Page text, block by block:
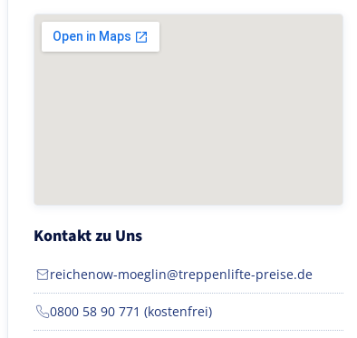
Kontakt zu Uns
reichenow-moeglin@treppenlifte-preise.de
0800 58 90 771 (kostenfrei)